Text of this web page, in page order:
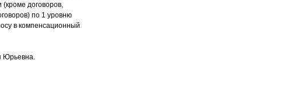
(кроме договоров,
по 1 уровню
в компенсационный
Юрьевна.